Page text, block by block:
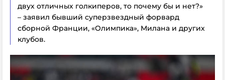
двух отличных голкиперов, то почему бы и нет?»
– заявил бывший суперзвездный форвард
сборной Франции, «Олимпика», Милана и других
клубов.